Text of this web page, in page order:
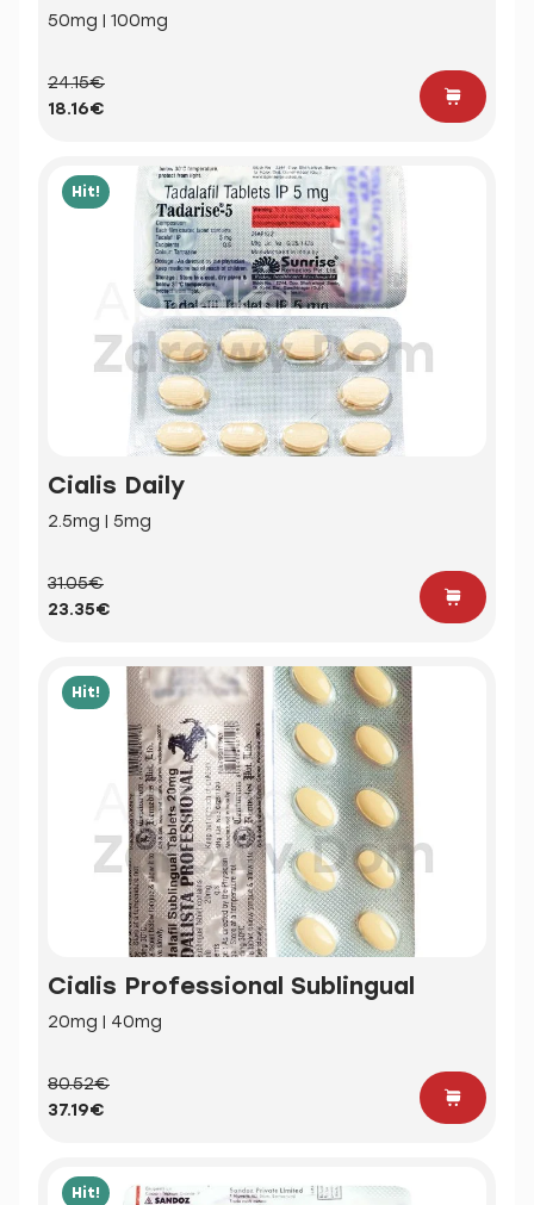
50mg | 100mg
24.15€
18.16€
Hit!
Cialis Daily
2.5mg | 5mg
31.05€
23.35€
Hit!
Cialis Professional Sublingual
20mg | 40mg
80.52€
37.19€
Hit!